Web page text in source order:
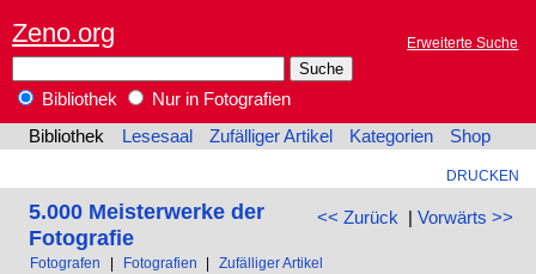
Zeno.org Erweiterte Suche
Bibliothek
Nur in Fotografien
Bibliothek
Lesesaal Zufälliger Artikel Kategorien Shop
DRUCKEN
<< Zurück | Vorwärts >>
5.000 Meisterwerke der
Fotografie
Fotografen Fotografien Zufälliger Artikel